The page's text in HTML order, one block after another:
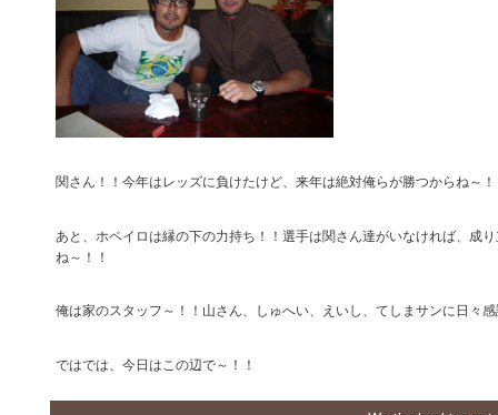
関さん！！今年はレッズに負けたけど、来年は絶対俺らが勝つからね～
あと、ホペイロは縁の下の力持ち！！選手は関さん達がいなければ、成
ね～！！
俺は家のスタッフ～！！山さん、しゅへい、えいし、てしまサンに日々
ではでは、今日はこの辺で～！！